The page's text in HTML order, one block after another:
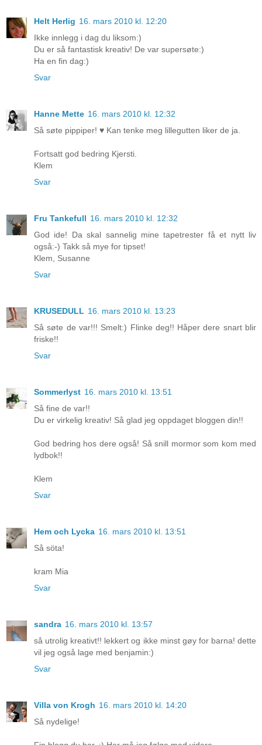
Helt Herlig 16. mars 2010 kl. 12:20
Ikke innlegg i dag du liksom:)
Du er så fantastisk kreativ! De var supersøte:)
Ha en fin dag:)
Svar
Hanne Mette 16. mars 2010 kl. 12:32
Så søte pippiper! ♥ Kan tenke meg lillegutten liker de ja.
Fortsatt god bedring Kjersti.
Klem
Svar
Fru Tankefull 16. mars 2010 kl. 12:32
God ide! Da skal sannelig mine tapetrester få et nytt liv
også:-) Takk så mye for tipset!
Klem, Susanne
Svar
KRUSEDULL 16. mars 2010 kl. 13:23
Så søte de var!!! Smelt:) Flinke deg!! Håper dere snart blir
friske!!
Svar
Sommerlyst 16. mars 2010 kl. 13:51
Så fine de var!!
Du er virkelig kreativ! Så glad jeg oppdaget bloggen din!!
God bedring hos dere også! Så snill mormor som kom med
lydbok!!
Klem
Svar
Hem och Lycka 16. mars 2010 kl. 13:51
Så söta!
kram Mia
Svar
sandra 16. mars 2010 kl. 13:57
så utrolig kreativt!! lekkert og ikke minst gøy for barna! dette
vil jeg også lage med benjamin:)
Svar
Villa von Krogh 16. mars 2010 kl. 14:20
Så nydelige!